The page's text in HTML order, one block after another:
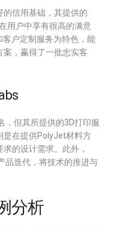
信用基础，其提供的
用户中享有很高的满意
户定制服务为特色，能
，赢得了一批忠实客
，但其所提供的3D打印服
是在提供PolyJet材料方
的设计需求。此外，
品迭代，将技术的推进与
分析